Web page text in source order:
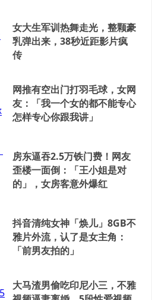
女大生军训热舞走光，整颗豪
乳弹出来，38秒近距影片疯
传
网推有空出门打羽毛球，女网
友：「我一个女的都不能专心
怎样专心你跟我讲」
房东逼吞2.5万铁门费！网友
歪楼一面倒：「王小姐是对
的」，女房客意外爆红
抖音清纯女神「焕儿」8GB不
雅片外流，认了是女主角：
「前男友拍的」
大马渣男偷吃印尼小三，不雅